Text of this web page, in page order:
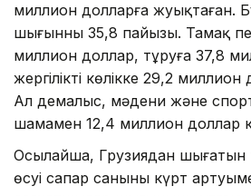
миллион долларға жуықтаған.
шығынның 35,8 пайызы. Тамақ
миллион доллар, тұруға 37,8
жергілікті көлікке 29,2
Ал демалыс, мәдени және
шамамен 12,4 миллион доллар
Осылайша, Грузиядан шығатын
өсуі сапар санының күрт